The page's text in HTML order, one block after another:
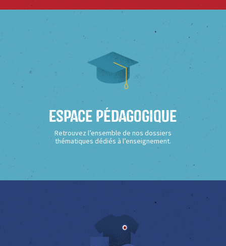
Espace Pédagogique
Retrouvez l’ensemble de nos dossiers
thématiques dédiés à l’enseignement.